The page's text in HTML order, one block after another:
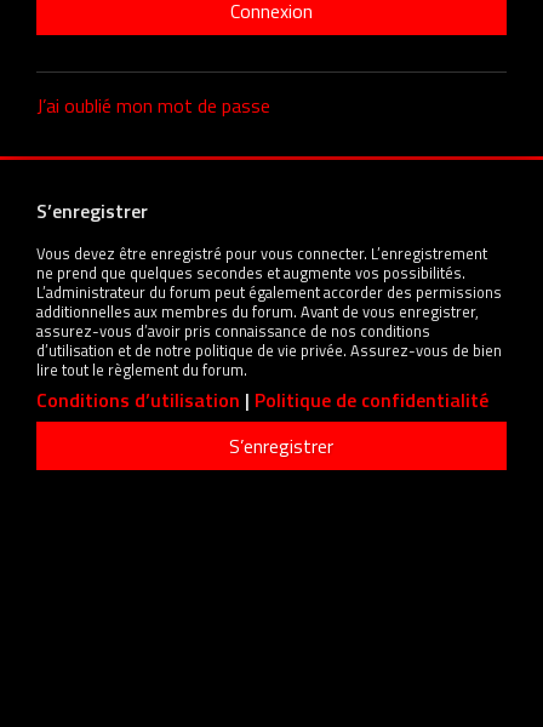
J’ai oublié mon mot de passe
S’enregistrer
Vous devez être enregistré pour vous connecter. L’enregistrement
ne prend que quelques secondes et augmente vos possibilités.
L’administrateur du forum peut également accorder des permissions
additionnelles aux membres du forum. Avant de vous enregistrer,
assurez-vous d’avoir pris connaissance de nos conditions
d’utilisation et de notre politique de vie privée. Assurez-vous de bien
lire tout le règlement du forum.
Conditions d’utilisation | Politique de confidentialité
S’enregistrer